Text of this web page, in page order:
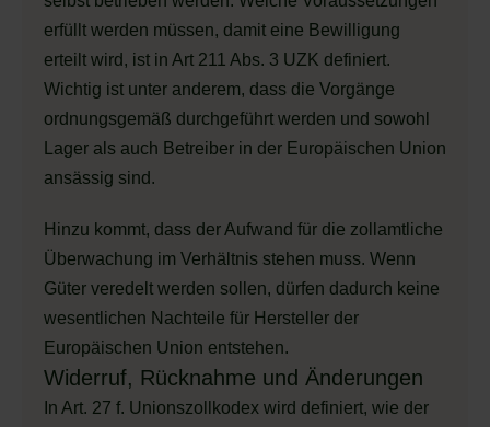
erfüllt werden müssen, damit eine Bewilligung
erteilt wird, ist in Art 211 Abs. 3 UZK definiert.
Wichtig ist unter anderem, dass die Vorgänge
ordnungsgemäß durchgeführt werden und sowohl
Lager als auch Betreiber in der Europäischen Union
ansässig sind.
Hinzu kommt, dass der Aufwand für die zollamtliche
Überwachung im Verhältnis stehen muss. Wenn
Güter veredelt werden sollen, dürfen dadurch keine
wesentlichen Nachteile für Hersteller der
Europäischen Union entstehen.
Widerruf, Rücknahme und Änderungen
In Art. 27 f. Unionszollkodex wird definiert, wie der